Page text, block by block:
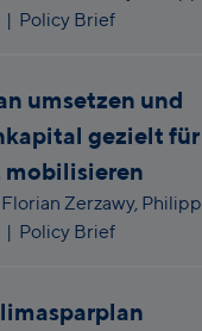
| Policy Brief
umsetzen und
gezielt für
Florian Zerzawy, Philipp
| Policy Brief